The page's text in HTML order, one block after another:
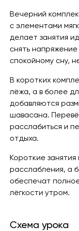
Вечерний
с элементами
делает занятия
снять
спокойному сну,
В коротких
лёжа, а в более
добавляются
шавасана.
расслабиться и
отдыха.
Короткие
расслабления, а
обеспечат
лёгкости утром.
Схема урока